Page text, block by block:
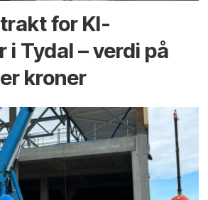
for KI-
Tydal – verdi på
kroner